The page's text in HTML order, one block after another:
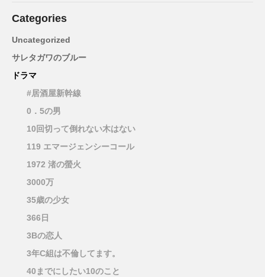
Categories
Uncategorized
サレタガワのブルー
ドラマ
#居酒屋新幹線
0．5の男
10回切って倒れない木はない
119 エマージェンシーコール
1972 渚の螢火
3000万
35歳の少女
366日
3Bの恋人
3年C組は不倫してます。
40までにしたい10のこと